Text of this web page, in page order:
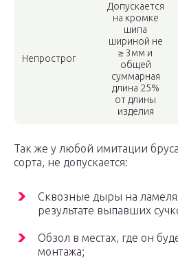
Непрострог
Допускается
на кромке
шипа
шириной не
≥ 3мм и
общей
суммарная
длина 25%
от длины
изделия
Так же у любой имитации
сорта, не допускается:
Сквозные дыры на
результате выпавших
Обзол в местах, где он
монтажа;